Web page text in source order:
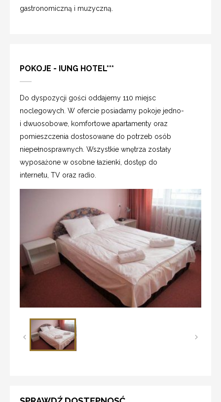
gastronomiczną i muzyczną.
POKOJE - IUNG HOTEL***
Do dyspozycji gości oddajemy 110 miejsc
noclegowych. W ofercie posiadamy pokoje jedno-
i dwuosobowe, komfortowe apartamenty oraz
pomieszczenia dostosowane do potrzeb osób
niepełnosprawnych. Wszystkie wnętrza zostały
wyposażone w osobne łazienki, dostęp do
internetu, TV oraz radio.